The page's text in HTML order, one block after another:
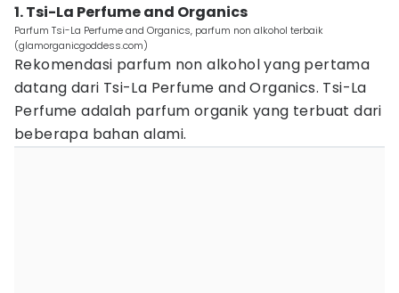
1. Tsi-La Perfume and Organics
Parfum Tsi-La Perfume and Organics, parfum non alkohol terbaik
(glamorganicgoddess.com)
Rekomendasi parfum non alkohol yang pertama
datang dari Tsi-La Perfume and Organics. Tsi-La
Perfume adalah parfum organik yang terbuat dari
beberapa bahan alami.